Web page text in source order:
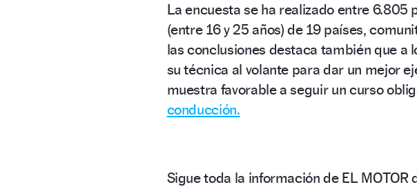
La encuesta se ha realizado entre 6.805
(entre 16 y 25 años) de 19 países,
las conclusiones destaca también que a
su técnica al volante para dar un mejor
muestra favorable a seguir un curso
conducción.
Sigue toda la información de EL MOTOR